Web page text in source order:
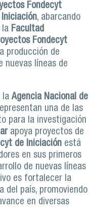
Fondecyt
, abarcando
la Facultad
Fondecyt
producción de
líneas de
la Agencia Nacional de
una de las
para la investigación
apoya proyectos de
de Iniciación está
en sus primeros
de nuevas líneas
es fortalecer la
del país, promoviendo
en diversas